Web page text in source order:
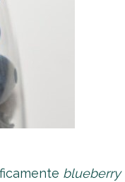
blueberry